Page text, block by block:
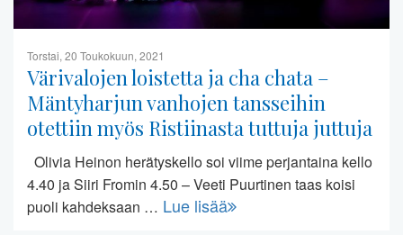
Torstai, 20 Toukokuun, 2021
Värivalojen loistetta ja cha chata –
Mäntyharjun vanhojen tansseihin
otettiin myös Ristiinasta tuttuja juttuja
Olivia Heinon herätyskello soi viime perjantaina kello
4.40 ja Siiri Fromin 4.50 – Veeti Puurtinen taas koisi
puoli kahdeksaan … Lue lisää